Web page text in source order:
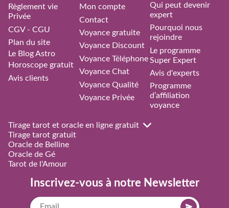
Règlement vie
Privée
CGV - CGU
Plan du site
Le Blog Astro
Horoscope gratuit
Avis clients
Mon compte
Contact
Voyance gratuite
Voyance Discount
Voyance Téléphone
Voyance Chat
Voyance Qualité
Voyance Privée
Qui peut devenir
expert
Pourquoi nous
rejoindre
Le programme
Super Expert
Avis d'experts
Programme
d’affiliation
voyance
Tirage tarot et oracle en ligne gratuit
Tirage tarot gratuit
Oracle de Belline
Oracle de Gé
Tarot de l'Amour
Inscrivez-vous à notre Newsletter